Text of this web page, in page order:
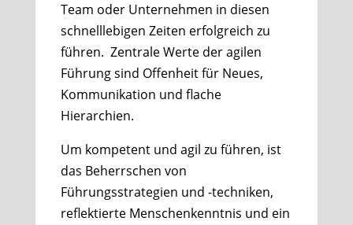
Team oder Unternehmen in diesen
schnelllebigen Zeiten erfolgreich zu
führen. Zentrale Werte der agilen
Führung sind Offenheit für Neues,
Kommunikation und flache
Hierarchien.
Um kompetent und agil zu führen, ist
das Beherrschen von
Führungsstrategien und -techniken,
reflektierte Menschenkenntnis und ein